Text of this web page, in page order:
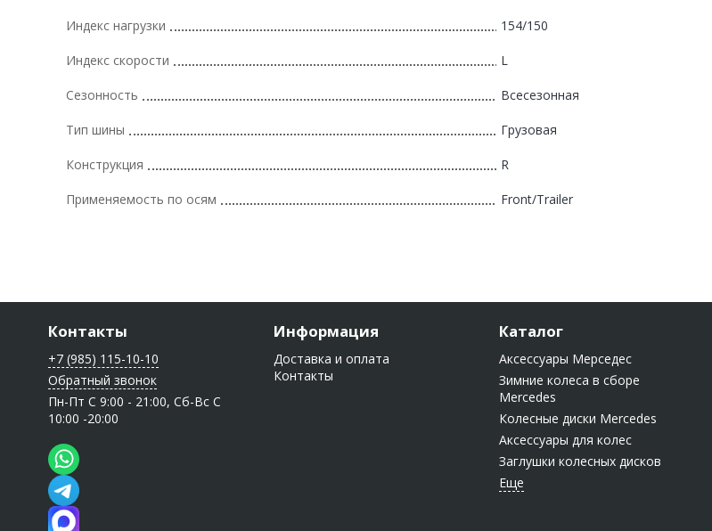
Индекс нагрузки 154/150
Индекс скорости L
Сезонность Всесезонная
Тип шины Грузовая
Конструкция R
Применяемость по осям Front/Trailer
Контакты
+7 (985) 115-10-10
Обратный звонок
Пн-Пт C 9:00 - 21:00, Сб-Вс С
10:00 -20:00
Информация
Доставка и оплата
Контакты
Каталог
Аксессуары Мерседес
Зимние колеса в сборе
Mercedes
Колесные диски Mercedes
Аксессуары для колес
Заглушки колесных дисков